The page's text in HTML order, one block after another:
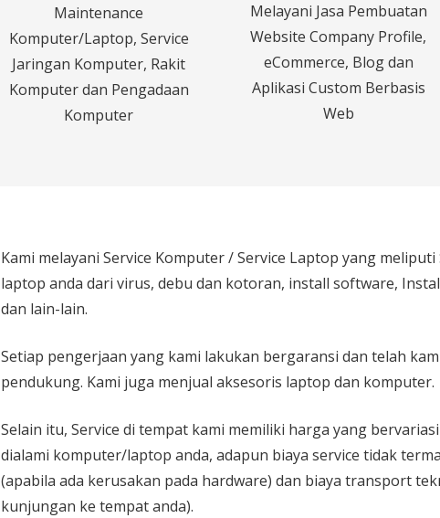
Maintenance
Komputer/Laptop, Service
Jaringan Komputer, Rakit
Komputer dan Pengadaan
Komputer
Melayani Jasa Pembuatan
Website Company Profile,
eCommerce, Blog dan
Aplikasi Custom Berbasis
Web
Kami melayani Service Komputer / Service Laptop yang meliputi
laptop anda dari virus, debu dan kotoran, install software,
dan lain-lain.
Setiap pengerjaan yang kami lakukan bergaransi dan telah
pendukung. Kami juga menjual aksesoris laptop dan komputer.
Selain itu, Service di tempat kami memiliki harga yang
dialami komputer/laptop anda, adapun biaya service tidak
(apabila ada kerusakan pada hardware) dan biaya transport
kunjungan ke tempat anda).